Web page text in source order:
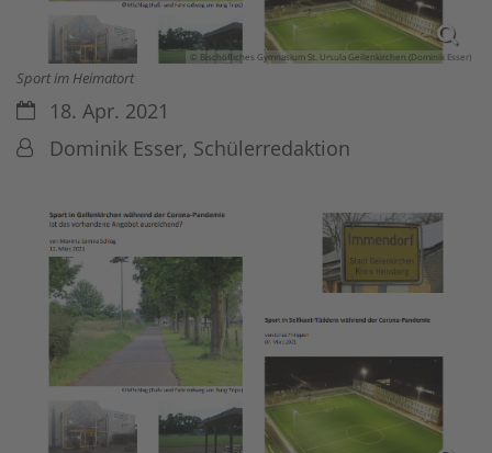
© Bischöfliches Gymnasium St. Ursula Geilenkirchen (Dominik Esser)
Sport im Heimatort
Datum:18. Apr. 2021
Von:Dominik Esser, Schülerredaktion